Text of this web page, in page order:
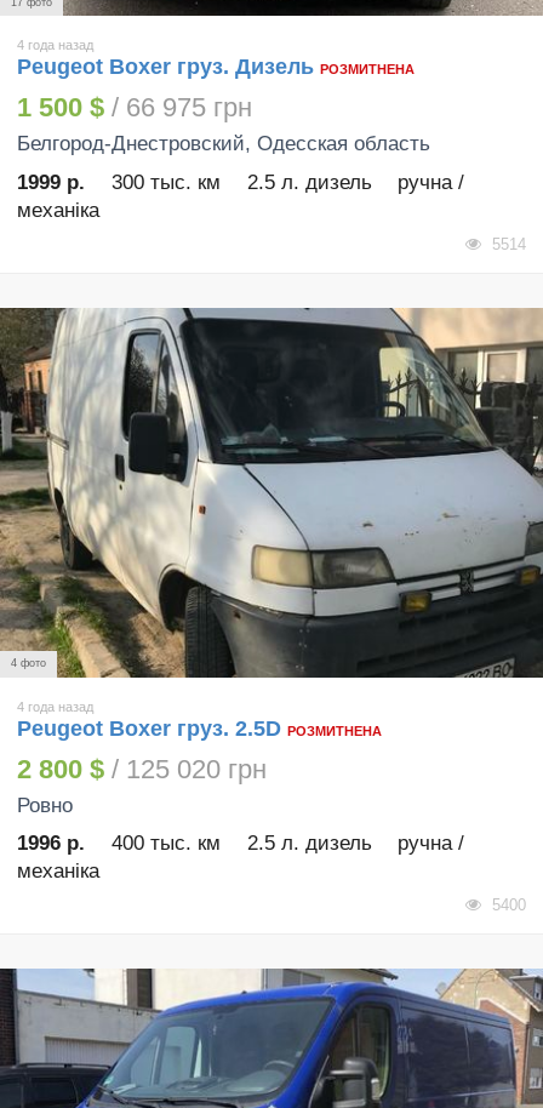
4 года назад
Peugeot Boxer груз. Дизель РОЗМИТНЕНА
1 500 $ / 66 975 грн
Белгород-Днестровский, Одесская область
1999 р.
300 тыс. км 2.5 л. дизель
ручна /
механіка
5514
4 фото
4 года назад
Peugeot Boxer груз. 2.5D РОЗМИТНЕНА
2 800 $ / 125 020 грн
Ровно
1996 р.
400 тыс. км 2.5 л. дизель
ручна /
механіка
5400